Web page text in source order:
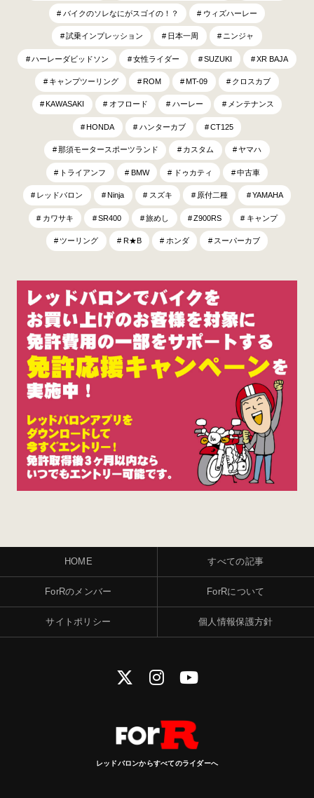
バイクのソレなにがスゴイの！？ ウィズハーレー
試乗インプレッション 日本一周 ニンジャ
ハーレーダビッドソン 女性ライダー SUZUKI XR BAJA
キャンプツーリング ROM MT-09 クロスカブ
KAWASAKI オフロード ハーレー メンテナンス
HONDA ハンターカブ CT125
那須モータースポーツランド カスタム ヤマハ
トライアンフ BMW ドゥカティ 中古車
レッドバロン Ninja スズキ 原付二種 YAMAHA
カワサキ SR400 旅めし Z900RS キャンプ
ツーリング R★B ホンダ スーパーカブ
HOME すべての記事
ForRのメンバー ForRについて
サイトポリシー 個人情報保護方針
レッドバロンからすべてのライダーへ